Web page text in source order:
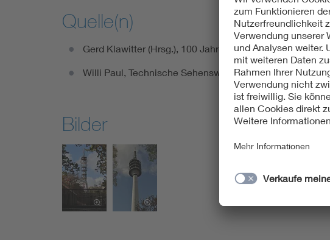
Quelle(n)
Gerd Klawitter (Hrsg.), 100 Jahre Funktechnik in
Willi Paul, Technische Sehenswürdigkeiten in
Bilder